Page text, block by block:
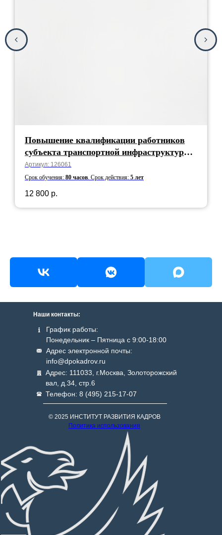
Повышение квалификации работников
субъекта транспортной инфраструктуры,
подразделения транспортной
безопасности, руководящих выполнением
работ, непосредственно связанных с
обеспечением транспортной безопасности
объекта транспортной инфраструктуры и
Артикул: 126061
Срок обучения: 80 часов. Срок действия: 5 лет
12 800 р.
Наши контакты:
График работы:
Понедельник – Пятница с 9:00-18:00
Адрес: 111033, г.Москва, Золоторожский
вал, д.34, стр.6
Телефон: 8 (495) 215-17-07
© 2025 ИНСТИТУТ РАЗВИТИЯ КАДРОВ
Политика использования
Адрес электронной почты:
info@dpokadrov.ru